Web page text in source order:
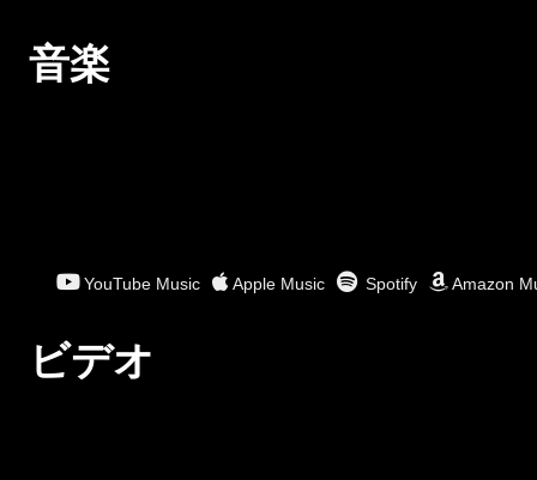
音楽
YouTube Music Apple Music Spotify Amazon
ビデオ